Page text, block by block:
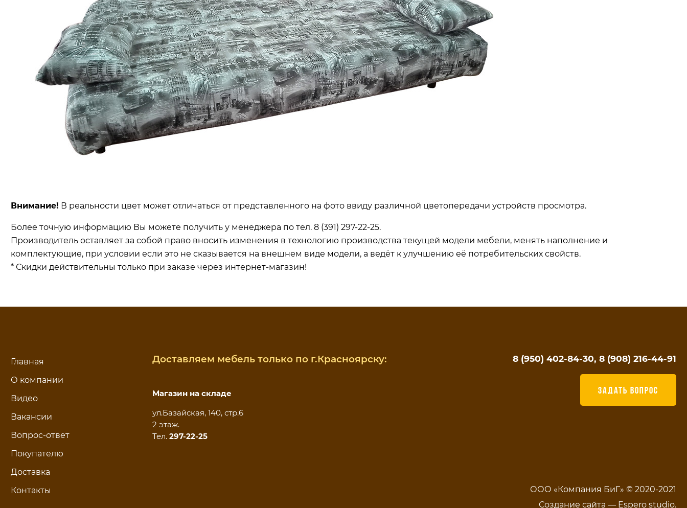
Внимание! В реальности цвет может отличаться от представленного на фото ввиду различной цветопередачи устройств просмотра.
Более точную информацию Вы можете получить у менеджера по тел. 8 (391) 297-22-25.
Производитель оставляет за собой право вносить изменения в технологию производства текущей модели мебели, менять наполнение и
комплектующие, при условии если это не сказывается на внешнем виде модели, а ведёт к улучшению её потребительских свойств.
* Скидки действительны только при заказе через интернет-магазин!
Главная
О компании
Видео
Вакансии
Вопрос-ответ
Покупателю
Доставка
Контакты
Доставляем мебель только по г.Красноярску:
Магазин на складе
ул.Базайская, 140, стр.6
2 этаж.
Тел. 297-22-25
8 (950) 402-84-30, 8 (908) 216-44-91
ЗАДАТЬ ВОПРОС
ООО «Компания БиГ» © 2020-2021
Создание сайта — Espero studio.